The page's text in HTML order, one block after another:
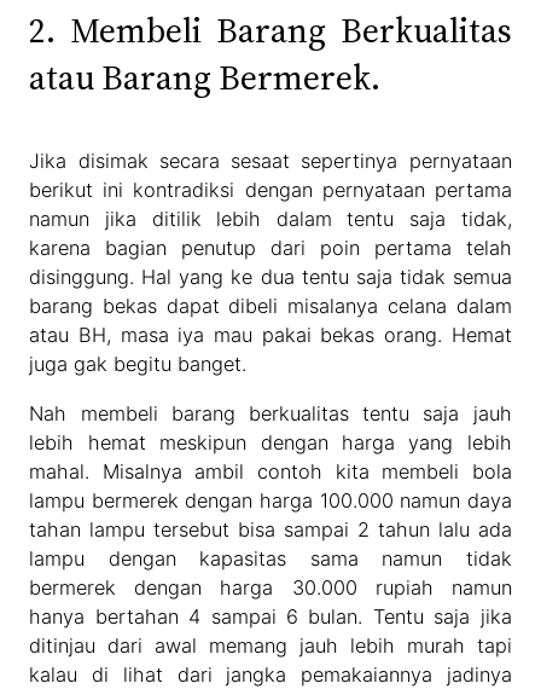
2. Membeli Barang Berkualitas
atau Barang Bermerek.
Jika disimak secara sesaat sepertinya pernyataan
berikut ini kontradiksi dengan pernyataan pertama
namun jika ditilik lebih dalam tentu saja tidak,
karena bagian penutup dari poin pertama telah
disinggung. Hal yang ke dua tentu saja tidak semua
barang bekas dapat dibeli misalanya celana dalam
atau BH, masa iya mau pakai bekas orang. Hemat
juga gak begitu banget.
Nah membeli barang berkualitas tentu saja jauh
lebih hemat meskipun dengan harga yang lebih
mahal. Misalnya ambil contoh kita membeli bola
lampu bermerek dengan harga 100.000 namun daya
tahan lampu tersebut bisa sampai 2 tahun lalu ada
lampu dengan kapasitas sama namun tidak
bermerek dengan harga 30.000 rupiah namun
hanya bertahan 4 sampai 6 bulan. Tentu saja jika
ditinjau dari awal memang jauh lebih murah tapi
kalau di lihat dari jangka pemakaiannya jadinya